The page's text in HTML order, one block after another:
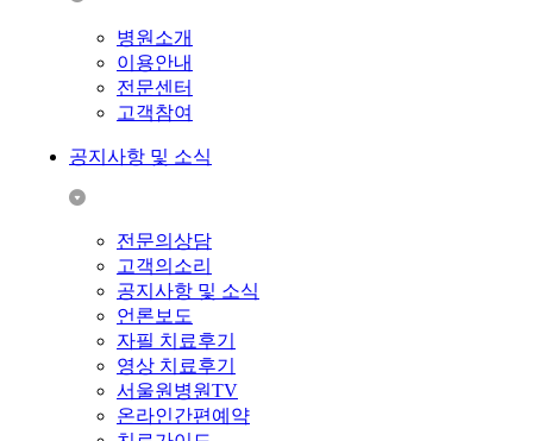
병원소개
이용안내
전문센터
고객참여
공지사항 및 소식
전문의상담
고객의소리
공지사항 및 소식
언론보도
자필 치료후기
영상 치료후기
서울원병원TV
온라인간편예약